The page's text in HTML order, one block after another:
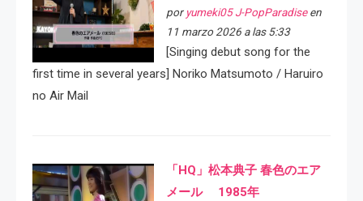
por yumeki05 J-PopParadiseen
11 marzo 2026 a las 5:33
[Singing debut song for the
first time in several years] Noriko Matsumoto / Haruiro
no Air Mail
「HQ」松本典子 春色のエア
メール 1985年